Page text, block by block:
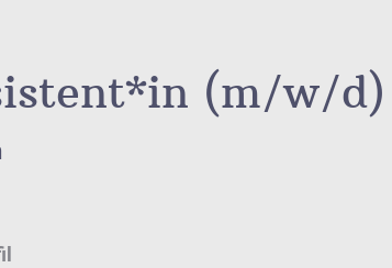
(m/w/d)